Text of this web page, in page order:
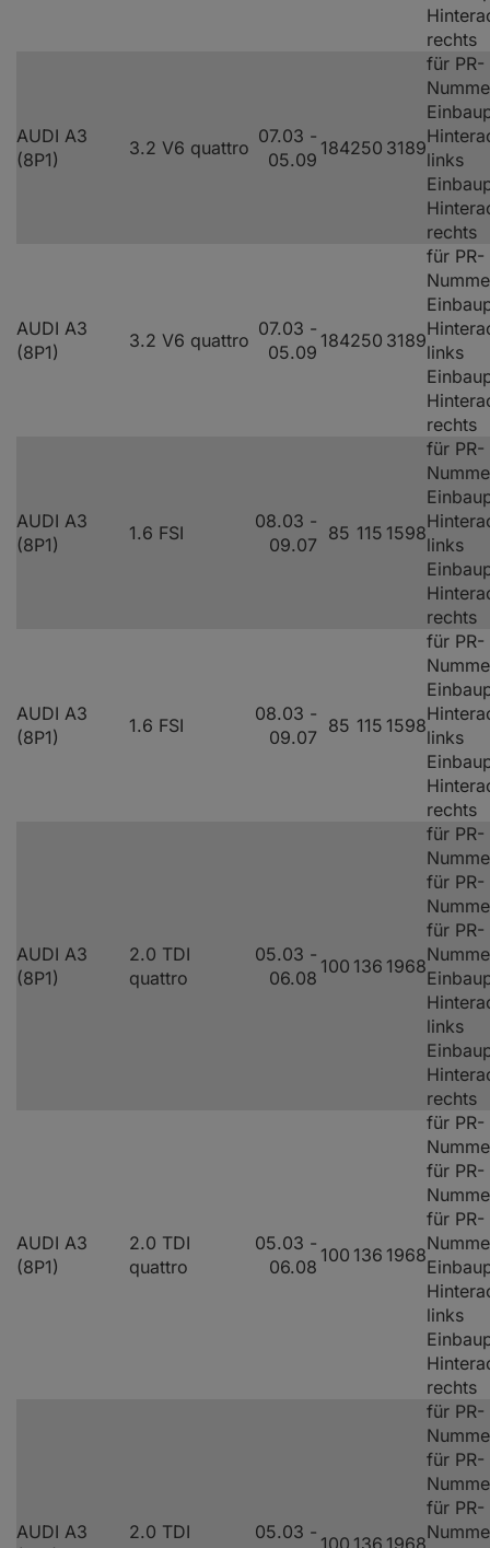
rechts
AUDI A3
(8P1)
3.2 V6 quattro
07.03 -
05.09
184250 3189
für PR-
links
rechts
AUDI A3
(8P1)
3.2 V6 quattro
07.03 -
05.09
184250 3189
für PR-
links
rechts
AUDI A3
(8P1)
1.6 FSI
08.03 -
09.07
85 115 1598
für PR-
links
rechts
AUDI A3
(8P1)
1.6 FSI
08.03 -
09.07
85 115 1598
für PR-
links
rechts
AUDI A3
(8P1)
2.0 TDI
quattro
05.03 -
06.08
100 136 1968
für PR-
für PR-
für PR-
links
rechts
AUDI A3
(8P1)
2.0 TDI
quattro
05.03 -
06.08
100 136 1968
für PR-
für PR-
für PR-
links
rechts
AUDI A3
2.0 TDI
05.03 -
für PR-
für PR-
für PR-